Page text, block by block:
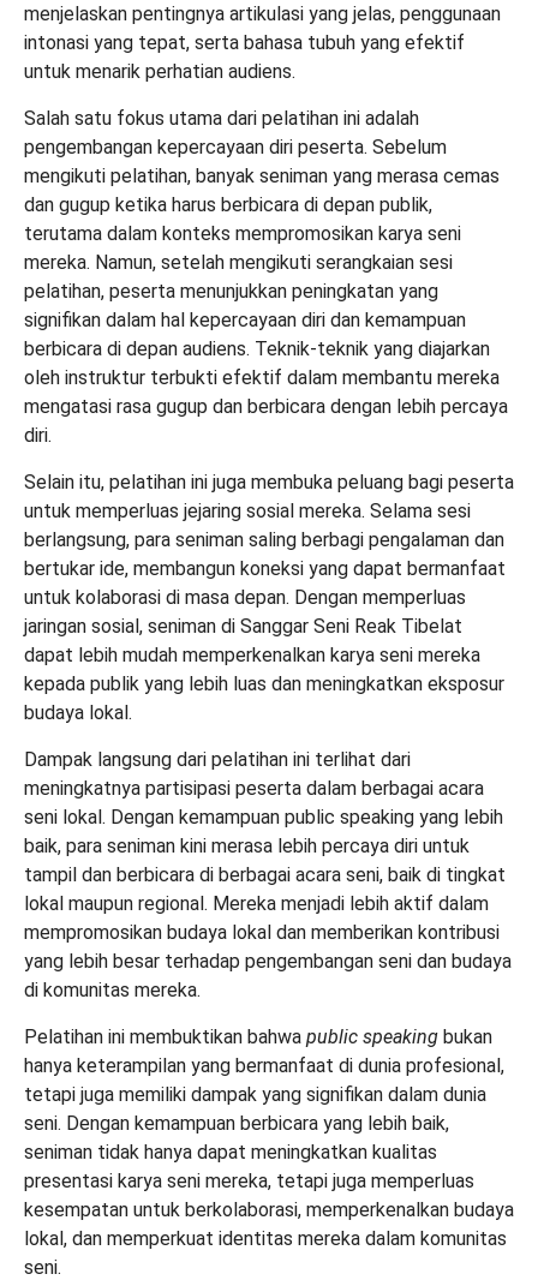
menjelaskan pentingnya artikulasi yang jelas, penggunaan
intonasi yang tepat, serta bahasa tubuh yang efektif
untuk menarik perhatian audiens.
Salah satu fokus utama dari pelatihan ini adalah
pengembangan kepercayaan diri peserta. Sebelum
mengikuti pelatihan, banyak seniman yang merasa cemas
dan gugup ketika harus berbicara di depan publik,
terutama dalam konteks mempromosikan karya seni
mereka. Namun, setelah mengikuti serangkaian sesi
pelatihan, peserta menunjukkan peningkatan yang
signifikan dalam hal kepercayaan diri dan kemampuan
berbicara di depan audiens. Teknik-teknik yang diajarkan
oleh instruktur terbukti efektif dalam membantu mereka
mengatasi rasa gugup dan berbicara dengan lebih percaya
diri.
Selain itu, pelatihan ini juga membuka peluang bagi peserta
untuk memperluas jejaring sosial mereka. Selama sesi
berlangsung, para seniman saling berbagi pengalaman dan
bertukar ide, membangun koneksi yang dapat bermanfaat
untuk kolaborasi di masa depan. Dengan memperluas
jaringan sosial, seniman di Sanggar Seni Reak Tibelat
dapat lebih mudah memperkenalkan karya seni mereka
kepada publik yang lebih luas dan meningkatkan eksposur
budaya lokal.
Dampak langsung dari pelatihan ini terlihat dari
meningkatnya partisipasi peserta dalam berbagai acara
seni lokal. Dengan kemampuan public speaking yang lebih
baik, para seniman kini merasa lebih percaya diri untuk
tampil dan berbicara di berbagai acara seni, baik di tingkat
lokal maupun regional. Mereka menjadi lebih aktif dalam
mempromosikan budaya lokal dan memberikan kontribusi
yang lebih besar terhadap pengembangan seni dan budaya
di komunitas mereka.
Pelatihan ini membuktikan bahwa public speaking bukan
hanya keterampilan yang bermanfaat di dunia profesional,
tetapi juga memiliki dampak yang signifikan dalam dunia
seni. Dengan kemampuan berbicara yang lebih baik,
seniman tidak hanya dapat meningkatkan kualitas
presentasi karya seni mereka, tetapi juga memperluas
kesempatan untuk berkolaborasi, memperkenalkan budaya
lokal, dan memperkuat identitas mereka dalam komunitas
seni.